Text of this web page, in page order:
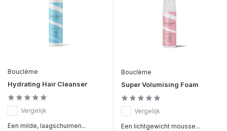
Bouclème
Hydrating Hair Cleanser
Vergelijk
Een milde, laagschuimen...
Bouclème
Super Volumising Foam
Vergelijk
Een lichtgewicht mousse...